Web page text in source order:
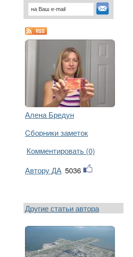
Алена Бредун
Cборники заметок
Комментировать (0)
Автору ДА 5036
Другие статьи автора